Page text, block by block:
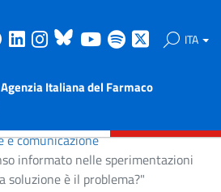
Facebook
Linkedin
Instagram
Bluesky
Youtube
Spotify ITA
Agenzia Italiana del Farmaco
e comunicazione
informato nelle sperimentazioni
soluzione è il problema?"